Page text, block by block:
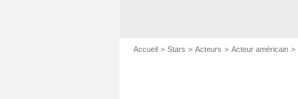
Accueil Stars Acteurs Acteur américain